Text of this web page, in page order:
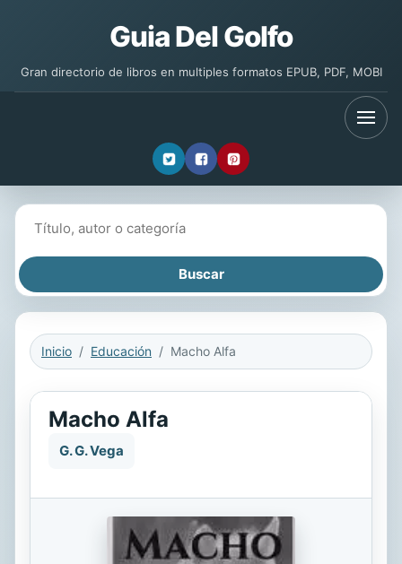
Guia Del Golfo
Gran directorio de libros en multiples formatos EPUB, PDF, MOBI
Inicio Educación Macho Alfa
Macho Alfa
G. G. Vega